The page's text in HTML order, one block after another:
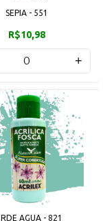
SEPIA - 551
R$10,98
+
AGUA - 821